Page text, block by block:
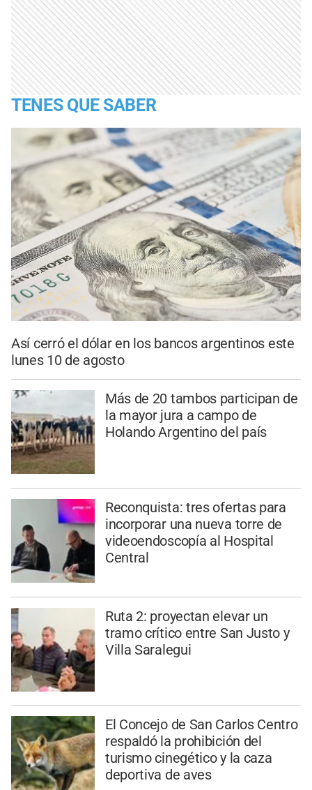
TENES QUE SABER
Así cerró el dólar en los bancos argentinos este
lunes 10 de agosto
Más de 20 tambos participan de
la mayor jura a campo de
Holando Argentino del país
Reconquista: tres ofertas para
incorporar una nueva torre de
videoendoscopía al Hospital
Central
Ruta 2: proyectan elevar un
tramo crítico entre San Justo y
Villa Saralegui
El Concejo de San Carlos Centro
respaldó la prohibición del
turismo cinegético y la caza
deportiva de aves